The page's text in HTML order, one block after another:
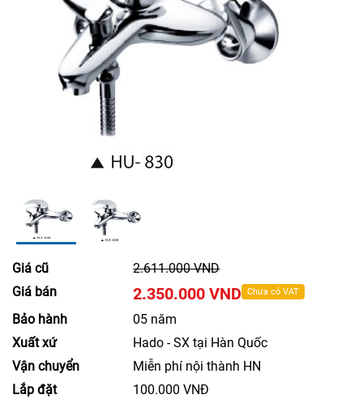
Giá cũ
2.611.000 VND
Giá bán
2.350.000 VND Chưa có VAT
Bảo hành
05 năm
Xuất xứ
Hado - SX tại Hàn Quốc
Vận chuyển
Miễn phí nội thành HN
Lắp đặt
100.000 VNĐ